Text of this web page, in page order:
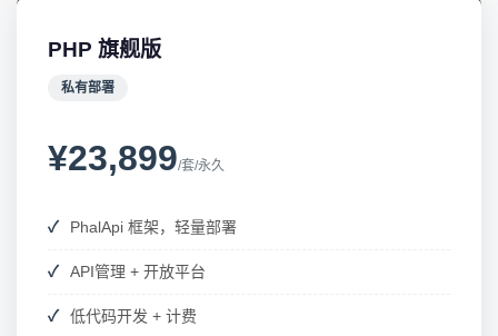
PHP 旗舰版
私有部署
¥23,899/套/永久
PhalApi 框架，轻量部署
API管理 + 开放平台
低代码开发 + 计费